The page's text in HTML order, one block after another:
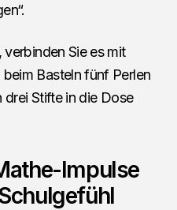
Sie es mit
Basteln fünf Perlen
Stifte in die Dose
Impulse